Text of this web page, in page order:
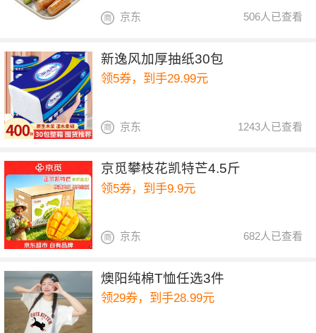
506人已查看
京东
新逸风加厚抽纸30包
领5券，到手29.99元
1243人已查看
京东
京觅攀枝花凯特芒4.5斤
领5券，到手9.9元
682人已查看
京东
燠阳纯棉T恤任选3件
领29券，到手28.99元